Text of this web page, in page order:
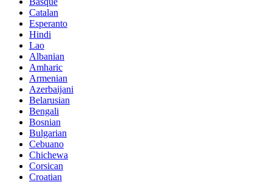
Catalan
Esperanto
Hindi
Lao
Albanian
Amharic
Armenian
Azerbaijani
Belarusian
Bengali
Bosnian
Bulgarian
Cebuano
Chichewa
Corsican
Croatian